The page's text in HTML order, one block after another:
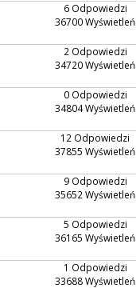
6 Odpowiedzi
36700 Wyświetleń
2 Odpowiedzi
34720 Wyświetleń
0 Odpowiedzi
34804 Wyświetleń
12 Odpowiedzi
37855 Wyświetleń
9 Odpowiedzi
35652 Wyświetleń
5 Odpowiedzi
36165 Wyświetleń
1 Odpowiedzi
33688 Wyświetleń